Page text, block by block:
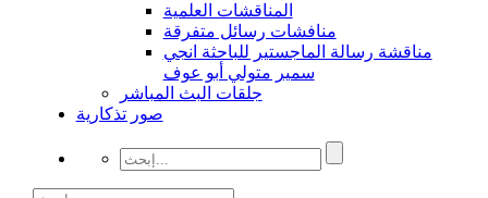
المناقشات العلمية
منافشات رسائل متفرقة
مناقشة رسالة الماجستير للباحثة انجي
سمير متولي أبو عوف
جلقات البث المباشر
صور تذكارية